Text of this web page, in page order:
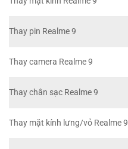
Thay pin Realme 9
Thay camera Realme 9
Thay chân sạc Realme 9
Thay mặt kính lưng/vỏ Realme 9